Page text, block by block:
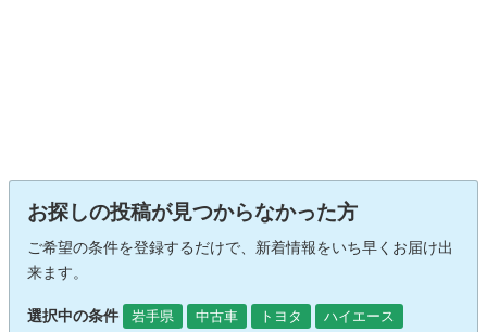
お探しの投稿が見つからなかった方
ご希望の条件を登録するだけで、新着情報をいち早くお届け出
来ます。
選択中の条件 岩手県 中古車 トヨタ ハイエース